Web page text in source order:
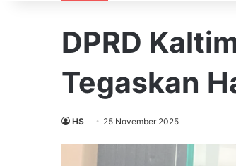
DPRD
Tegaskan
HS 25 November 2025